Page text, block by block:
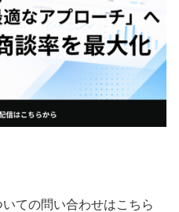
ての問い合わせはこちら